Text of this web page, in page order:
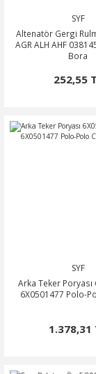
SYF
Altenatör Gergi
AGR ALH AHF
Bora
252,55
SYF
Arka Teker Poryası
6X0501477 Polo-
1.378,31